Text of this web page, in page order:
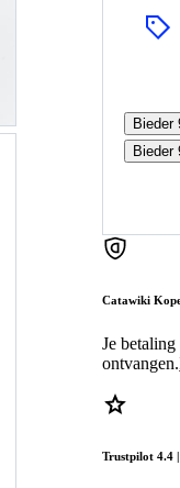
Bieder
Bieder
Catawiki
Je
ontvangen.
Trustpilot 4.4